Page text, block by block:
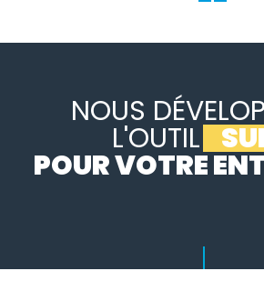
NOUS
L'OUTIL SUR
POUR VOTRE